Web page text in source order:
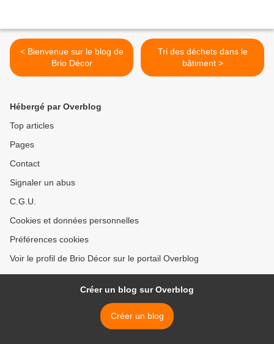
< Bienvenue sur le blog de
Brio Décor
Tri des déchets dans le
bâtiment >
Hébergé par Overblog
Top articles
Pages
Contact
Signaler un abus
C.G.U.
Cookies et données personnelles
Préférences cookies
Voir le profil de Brio Décor sur le portail Overblog
Créer un blog sur Overblog
Créer un blog